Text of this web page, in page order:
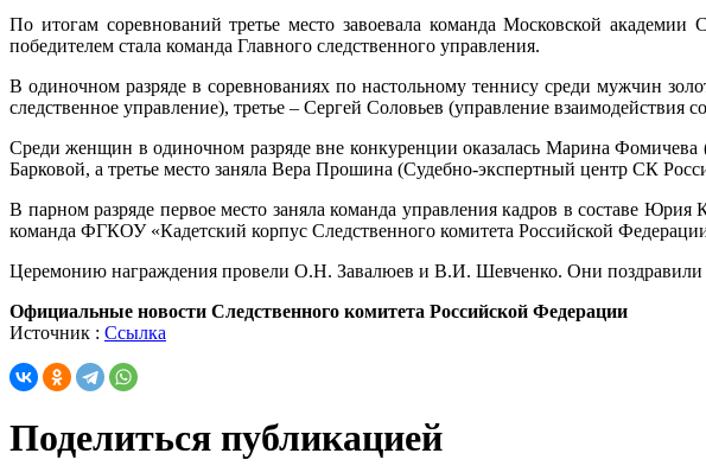
По итогам соревнований третье место завоевала команда Московской
победителем стала команда Главного следственного управления.
В одиночном разряде в соревнованиях по настольному теннису среди мужчин
следственное управление), третье – Сергей Соловьев (управление взаимодействия
Среди женщин в одиночном разряде вне конкуренции оказалась Марина
Барковой, а третье место заняла Вера Прошина (Судебно-экспертный центр СК
В парном разряде первое место заняла команда управления кадров в составе
команда ФГКОУ «Кадетский корпус Следственного комитета Российской
Церемонию награждения провели О.Н. Завалюев и В.И. Шевченко. Они поздравили
Официальные новости Следственного комитета Российской Федерации
Источник : Ссылка
Поделиться публикацией